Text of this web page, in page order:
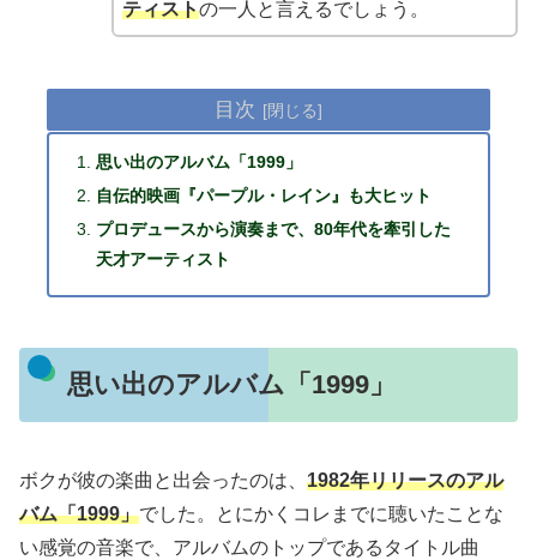
ティストの一人と言えるでしょう。
目次
思い出のアルバム「1999」
自伝的映画『パープル・レイン』も大ヒット
プロデュースから演奏まで、80年代を牽引した
天才アーティスト
思い出のアルバム「1999」
ボクが彼の楽曲と出会ったのは、 1982年リリースのアル
バム「1999」でした。とにかくコレまでに聴いたことな
い感覚の音楽で、アルバムのトップであるタイトル曲